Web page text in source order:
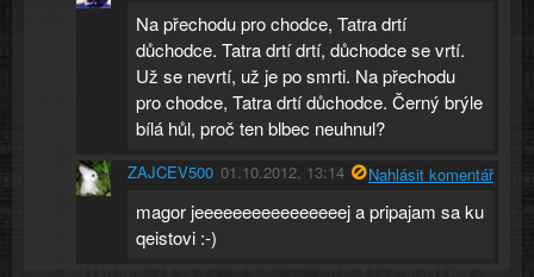
Na přechodu pro chodce, Tatra drtí
důchodce. Tatra drtí drtí, důchodce se vrtí.
Už se nevrtí, už je po smrti. Na přechodu
pro chodce, Tatra drtí důchodce. Černý brýle
bílá hůl, proč ten blbec neuhnul?
ZAJCEV500 01.10.2012, 13:14 Nahlásit komentář
magor jeeeeeeeeeeeeeeeej a pripajam sa ku
qeistovi :-)